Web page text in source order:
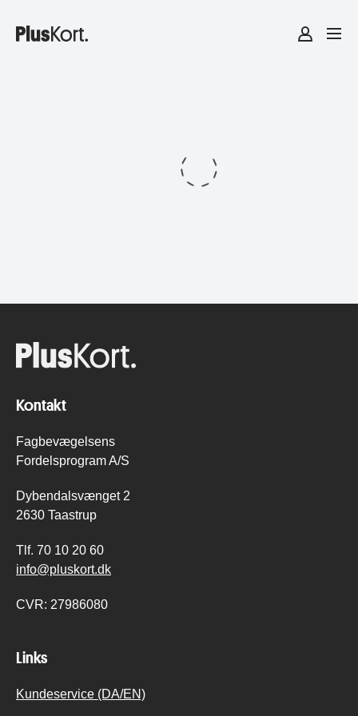
Kontakt
Fagbevægelsens
Fordelsprogram A/S
Dybendalsvænget 2
2630 Taastrup
Tlf. 70 10 20 60
info@pluskort.dk
CVR: 27986080
Links
Kundeservice (DA/EN)